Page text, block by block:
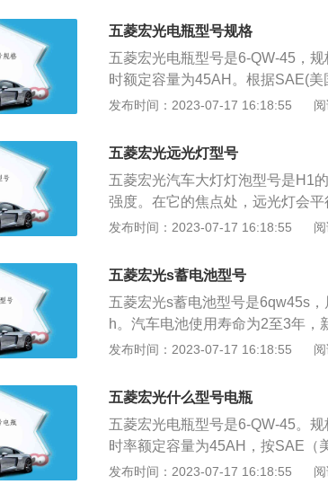
大扭矩是110牛米，最大扭矩转速
动变速箱。（数据来源有驾官网）
五菱宏光电瓶型号规格
五菱宏光电瓶型号是6-QW-45，
时额定容量为45AH。根据SAE(
450A。电瓶的介绍：电瓶是指放
稀硫酸溶液。放电(使用)时，正、
电流很大，一般要达到几十安甚
是持续为点火线圈、音响等用电
补充电，从而保证了蓄电池在使用
发布时间：2023-07-17 16:18:55
五菱宏光远光灯型号
五菱宏光汽车大灯灯泡型号是H1
强度。在它的焦点处，远光灯会
很高的物体上。五菱宏光全车灯
前示宽灯：T10插脚卤素灯泡
脚卤素灯泡22MMX2只。8、后刹
只。9、后倒车灯：BA15S1156
素灯泡X1只。11、后转向灯：
1、一般在市区最好不要开远光灯
光灯的角度太高，很容易晃到迎
线，非常不安全。是不礼貌的驾
的郊区，可以打开远光灯，扩大
发布时间：2023-07-17 16:18:55
五菱宏光s蓄电池型号
五菱宏光s蓄电池型号是6qw45s
h。汽车电池使用寿命为2至3年
款1.5L改款S基本型液压助力LAR
7、8三种座椅布局形式，有22处
内饰上的变动与现款车相差不大
力上搭载了1.5L的自然吸气式发
的排放标准，输出的最大功率达
关键是还比较省油，综合油耗6.2L
发布时间：2023-07-17 16:18:55
五菱宏光什么型号电瓶
五菱宏光电瓶型号是6-QW-45。
时率额定容量为45AH，按SAE（
电流值是450A。寿命为3到4年，
发布时间：2023-07-17 16:18:55